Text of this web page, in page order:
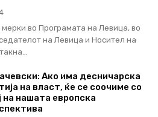
во Програмата на Левица, во
на Левица и Носител на
Ако има десничарска
на власт, ќе се соочиме со
на нашата европска